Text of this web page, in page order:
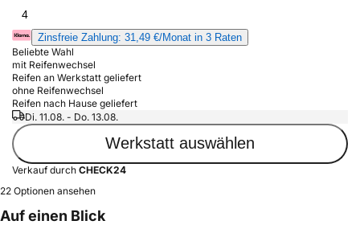
4
Zinsfreie Zahlung: 31,49 €/Monat in 3 Raten
Beliebte Wahl
mit Reifenwechsel
Reifen an Werkstatt geliefert
ohne Reifenwechsel
Reifen nach Hause geliefert
Di. 11.08. - Do. 13.08.
Werkstatt auswählen
Verkauf durch CHECK24
22 Optionen ansehen
Auf einen Blick